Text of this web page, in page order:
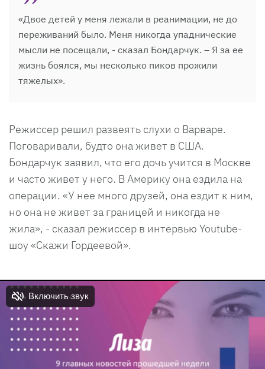
«Двое детей у меня лежали в реанимации, не до
переживаний было. Меня никогда упаднические
мысли не посещали, - сказал Бондарчук. – Я за ее
жизнь боялся, мы несколько пиков прожили
тяжелых».
Режиссер решил развеять слухи о Варваре.
Поговаривали, будто она живет в США.
Бондарчук заявил, что его дочь учится в Москве
и часто живет у него. В Америку она ездила на
операции. «У нее много друзей, она ездит к ним,
но она не живет за границей и никогда не
жила», - сказал режиссер в интервью Youtube-
шоу «Скажи Гордеевой».